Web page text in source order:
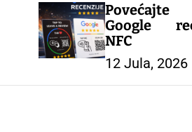
Google
NFC
12 Jula, 2026